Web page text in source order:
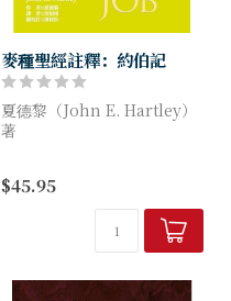
麥種聖經註釋：約伯記
夏德黎（John E. Hartley）
著
約聖經註釋系列的傳統，基於
徹底的學術研究，提供最新的
福音派註釋。這卷書的語言、
$45.95